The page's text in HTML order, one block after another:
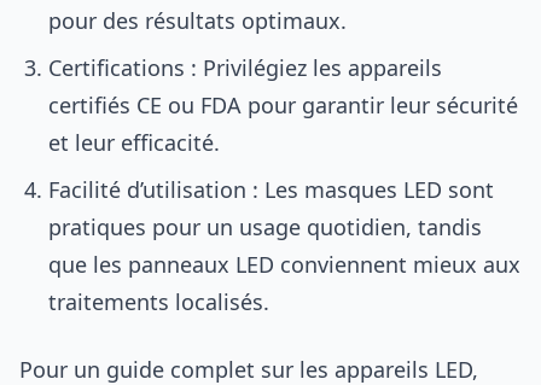
pour des résultats optimaux.
Certifications : Privilégiez les appareils
certifiés CE ou FDA pour garantir leur sécurité
et leur efficacité.
Facilité d’utilisation : Les masques LED sont
pratiques pour un usage quotidien, tandis
que les panneaux LED conviennent mieux aux
traitements localisés.
Pour un guide complet sur les appareils LED,